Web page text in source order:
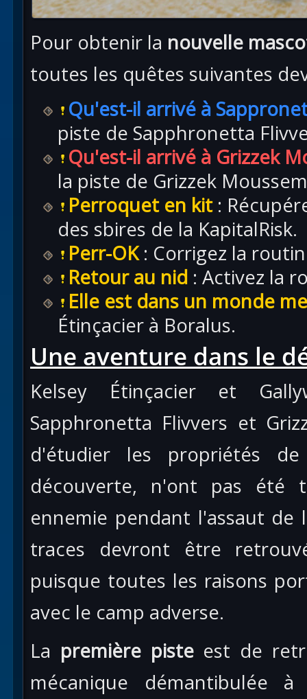
Pour obtenir la nouvelle
toutes les quêtes suivantes
Qu'est-il arrivé à
piste de Sapphronetta
Qu'est-il arrivé à Grizzek
la piste de Grizzek
Perroquet en kit:
des sbires de la KapitalRisk.
Perr-OK: Corrigez la
Retour au nid : Activez la
Elle est dans un monde
Étinçacier à Boralus.
Une aventure dans le
Kelsey Étinçacier et
Sapphronetta Flivvers et
d'étudier les propriétés
découverte, n'ont pas été
ennemie pendant l'assaut de
traces devront être
puisque toutes les raisons
avec le camp adverse.
La première pisteest de
mécanique démantibulée